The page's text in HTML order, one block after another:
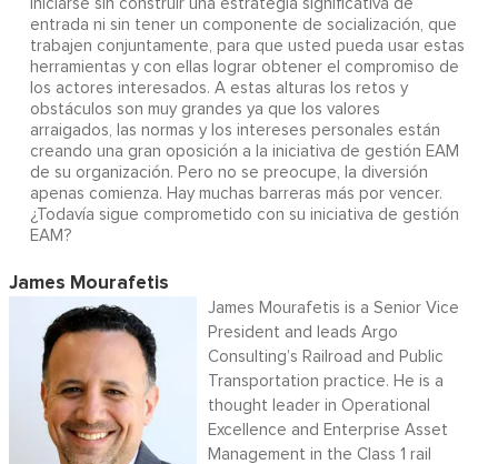
iniciarse sin construir una estrategia significativa de
entrada ni sin tener un componente de socialización, que
trabajen conjuntamente, para que usted pueda usar estas
herramientas y con ellas lograr obtener el compromiso de
los actores interesados. A estas alturas los retos y
obstáculos son muy grandes ya que los valores
arraigados, las normas y los intereses personales están
creando una gran oposición a la iniciativa de gestión EAM
de su organización. Pero no se preocupe, la diversión
apenas comienza. Hay muchas barreras más por vencer.
¿Todavía sigue comprometido con su iniciativa de gestión
EAM?
James Mourafetis
James Mourafetis is a Senior Vice
President and leads Argo
Consulting’s Railroad and Public
Transportation practice. He is a
thought leader in Operational
Excellence and Enterprise Asset
Management in the Class 1 rail